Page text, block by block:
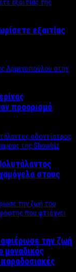
εξαιτίας
προορισμό
στους
την ζωή
μοναδικός